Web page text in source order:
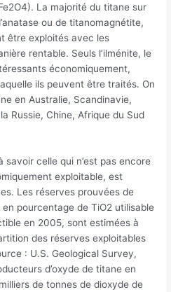
La majorité du titane sur
ou de titanomagnétite,
être exploités avec les
rentable. Seuls l’ilménite, le
économiquement,
ils peuvent être traités. On
en Australie, Scandinavie,
Russie, Chine, Afrique du Sud
celle qui n’est pas encore
exploitable, est
Les réserves prouvées de
pourcentage de TiO2 utilisable
en 2005, sont estimées à
des réserves exploitables
: U.S. Geological Survey,
d’oxyde de titane en
de tonnes de dioxyde de